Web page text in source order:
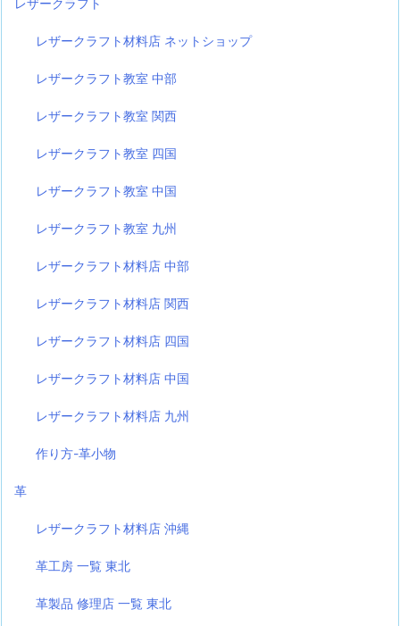
レザークラフト
レザークラフト材料店 ネットショップ
レザークラフト教室 中部
レザークラフト教室 関西
レザークラフト教室 四国
レザークラフト教室 中国
レザークラフト教室 九州
レザークラフト材料店 中部
レザークラフト材料店 関西
レザークラフト材料店 四国
レザークラフト材料店 中国
レザークラフト材料店 九州
作り方-革小物
革
レザークラフト材料店 沖縄
革工房 一覧 東北
革製品 修理店 一覧 東北